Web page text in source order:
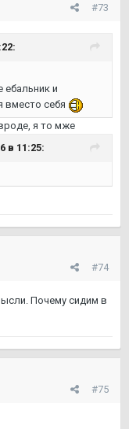
#73
ебальник и
вместо себя
я то мже
в 11:25:
#74
Почему сидим в
#75